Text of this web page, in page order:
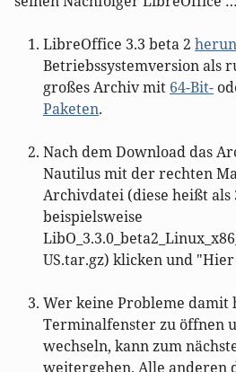
LibreOffice 3.3 beta 2
Betriebssystemversion als
großes Archiv mit 64-Bit-
Paketen.
Nach dem Download das
Nautilus mit der rechten
Archivdatei (diese heißt als
beispielsweise
US.tar.gz) klicken und
Wer keine Probleme damit
Terminalfenster zu öffnen
wechseln, kann zum
weitergehen. Alle anderen